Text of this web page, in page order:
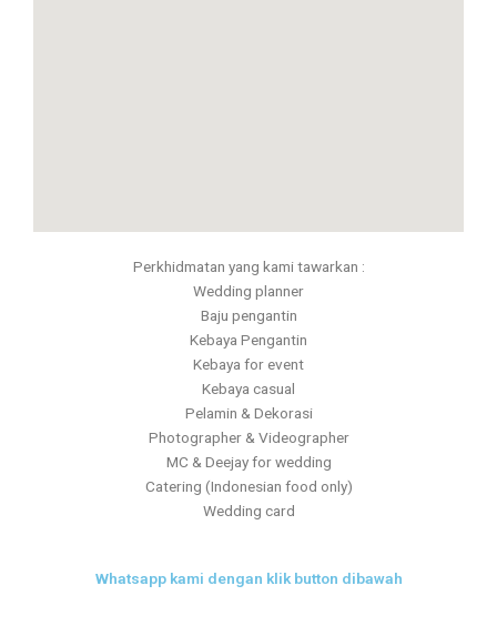
Perkhidmatan yang kami tawarkan :
Wedding planner
Baju pengantin
Kebaya Pengantin
Kebaya for event
Kebaya casual
Pelamin & Dekorasi
Photographer & Videographer
MC & Deejay for wedding
Catering (Indonesian food only)
Wedding card
Whatsapp kami dengan klik button dibawah